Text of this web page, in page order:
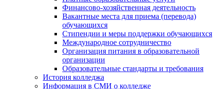
Финансово-хозяйственная деятельность
Вакантные места для приема (перевода)
обучающихся
Стипендии и меры поддержки обучающихся
Международное сотрудничество
Организация питания в образовательной
организации
Образовательные стандарты и требования
История колледжа
Информация в СМИ о колледже